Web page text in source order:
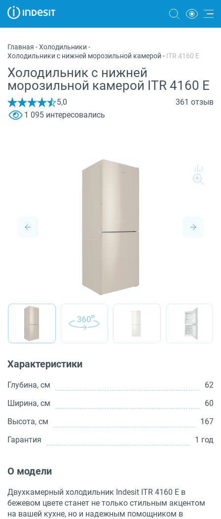
Морозильные камеры
Стиральные и сушильные машины
Посудомоечные машины
Плиты
О бренде
Главная -Холодильники -
Холодильники с нижней морозильной камерой - ITR 4160 E
Холодильник с нижней
морозильной камерой ITR 4160 E
5,0
361 отзыв
1 095 интересовались
Характеристики
Глубина, см
62
Ширина, см
60
Высота, см
167
Гарантия
1 год
О модели
Двухкамерный холодильник Indesit ITR 4160 E в
бежевом цвете станет не только стильным акцентом
на вашей кухне, но и надежным помощником в